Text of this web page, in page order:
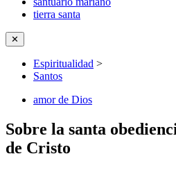
tierra santa
✕
Espiritualidad >
Santos
amor de Dios
Sobre la santa
de Cristo